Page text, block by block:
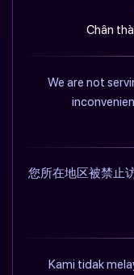
Chân
We are not
您所在地区被禁止
Kami tidak